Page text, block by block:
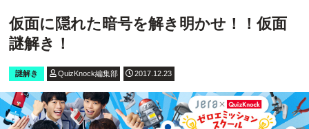
仮面に隠れた暗号を解き明かせ！！仮面
謎解き！
謎解き QuizKnock編集部 2017.12.23